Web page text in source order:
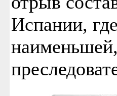
Испании,